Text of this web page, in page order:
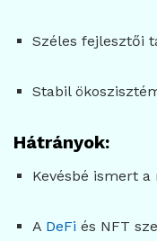
Széles fejlesztői
Stabil
Hátrányok:
Kevésbé ismert a
A DeFi és NFT